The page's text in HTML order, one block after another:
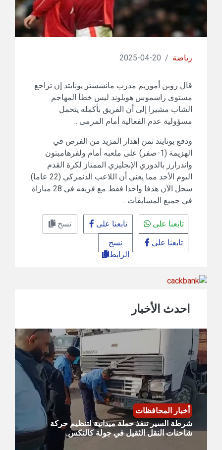
رياضة /
20-04-2025
قال روبن أموريم مدرب مانشستر يونايتد إن تراجع
مستوى راسموس هويلوند ليس خطأ المهاجم
الشاب مشيرا إلى أن الفريق بأكمله يتحمل
مسؤولية عدم الفعالية أمام المرمى ..
ودفع يونايتد ثمن إهدار المزيد من الفرص في
الهزيمة (1-صفر) على ملعبه أمام ولفرهامبتون
واندرارز بالدوري الإنجليزي الممتاز لكرة القدم
اليوم الأحد مما يعني أن اللاعب الدنمركي (22 عاما)
سجل الآن هدفا واحدا فقط مع فريقه في 28 مباراة
في جميع المسابقات ..
تابعنا على تابعنا على
نسخ
تابعنا على
نسخ
الرابط
احدث الأخبار
أخبار المحافظات
شرطة السير تنفذ حملة ميدانية لتنظيم حركة
شاحنات النقل الثقيل في جولة كالتكس.